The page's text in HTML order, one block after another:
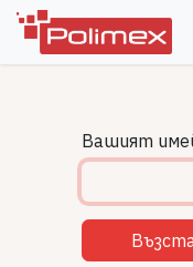
Пропусни до
Вашият